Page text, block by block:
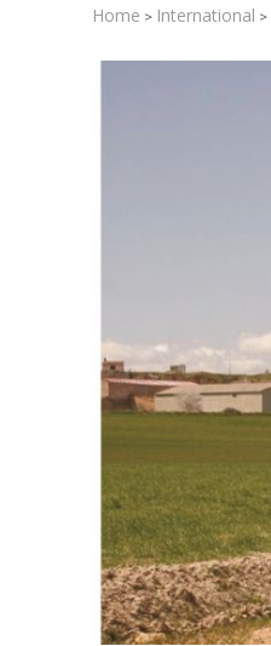
Home > International >